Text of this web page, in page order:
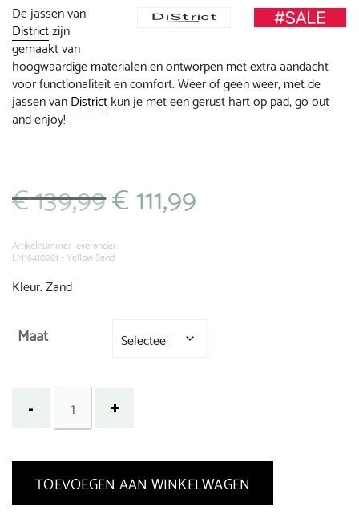
De jassen van
Districtzijn
gemaakt van
hoogwaardige materialen en ontworpen met extra aandacht
voor functionaliteit en comfort. Weer of geen weer, met de
jassen vanDistrictkun je met een gerust hart op pad, go out
and enjoy!
€139,99 Oorspronkelijke
prijs
€ 139,99.
€111,99
Artikelnummer leverancier:
LM16410261 - Yellow Sand
Kleur: Zand
Maat
TOEVOEGEN AAN WINKELWAGEN